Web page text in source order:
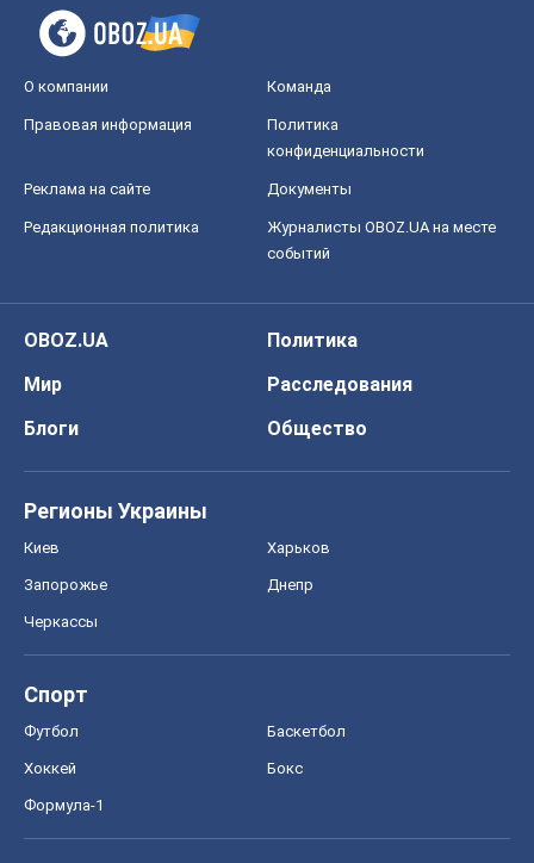
О компании Команда
Правовая информация
Политика
конфиденциальности
Реклама на сайте Документы
Редакционная политика
Журналисты OBOZ.UA на месте
событий
OBOZ.UA
Политика
Мир
Расследования
Блоги
Общество
Регионы Украины
Киев Харьков
Запорожье Днепр
Черкассы
Спорт
Футбол Баскетбол
Хоккей Бокс
Формула-1